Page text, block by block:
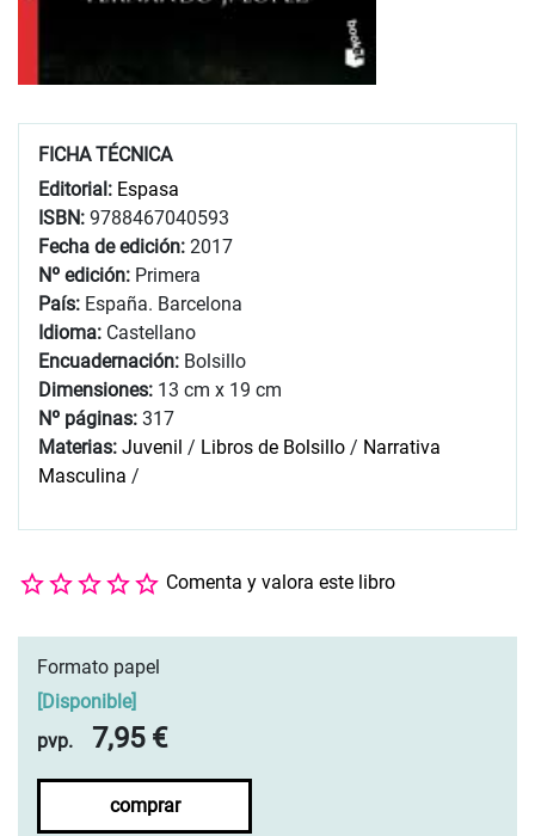
FICHA TÉCNICA
Editorial: Espasa
ISBN: 9788467040593
Fecha de edición: 2017
Nº edición: Primera
País: España. Barcelona
Idioma: Castellano
Encuadernación: Bolsillo
Dimensiones: 13 cm x 19 cm
Nº páginas: 317
Materias: Juvenil / Libros de Bolsillo / Narrativa
Masculina /
Comenta y valora este libro
Formato papel
[Disponible]
pvp.
7,95 €
comprar